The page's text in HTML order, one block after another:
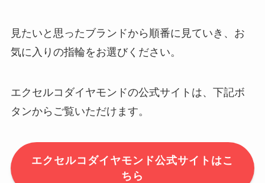
見たいと思ったブランドから順番に見ていき、お
気に入りの指輪をお選びください。
エクセルコダイヤモンドの公式サイトは、下記ボ
タンからご覧いただけます。
エクセルコダイヤモンド公式サイトはこ
ちら